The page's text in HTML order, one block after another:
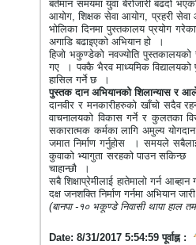
बर्तमान समयमा युवा बेरोजारी बढदो
आयोग, शिक्षक सेवा आयोग, प्रहरी
भोलिका दिनमा पुस्तकालय प्रयोग
अगाडि बढाइएको अभियान हो
।
हिजो भकुण्डेको नवज्योति
गए
। पक्कै भैरव माध्यमिक
हासिल गर्ने छ
।
पुस्तक दान अभियानको शिलान्यास र
दानवीर र मनकारीहरुको खाँचो सदैव
वाचनालयको विकास गर्ने र कुलतका
सकारात्मक कर्मका लागि अमुल्य
जमात निर्माण गर्नुहोस
। समयले सबैलाई
कुवाको भ्यागुता सरहको पाउन सकिन्छ
चाहान्छौ
।
सबै शिक्षाप्रेमीलाई हातेमालो गर्न आब्हान
दक्ष जनशक्ति निर्माण गर्नमा अभियान
(बानपा- १० भकूण्डे निवासी थापा हाल
Date: 8/31/2017 5:54:59 पूर्वाह्न :